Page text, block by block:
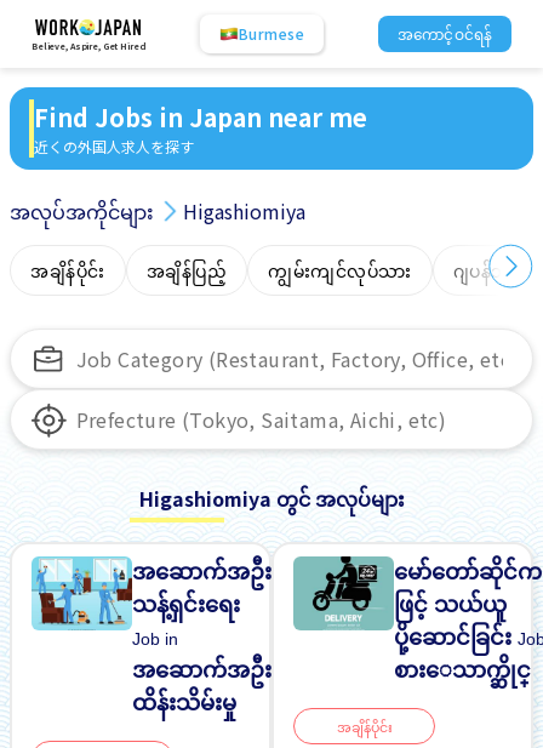
Believe, Aspire, Get Hired
Burmese အကောင့်ဝင်ရန်
Find Jobs in Japan near me
近くの外国人求人を探す
အလုပ်အကိုင်များ Higashiomiya
အချိန်ပိုင်း အချိန်ပြည့် ကျွမ်းကျင်လုပ်သား ဂျပန်ဘာသ
Higashiomiya တွင် အလုပ်များ
အဆောက်အဦး
သန့်ရှင်းရေး
Job in
အဆောက်အဦး
ထိန်းသိမ်းမှု
မော်တော်ဆိုင်
ဖြင့် သယ်ယူ
ပို့ဆောင်ခြင်း
စားေသာက္ဆိုင္
အချိန်ပိုင်း